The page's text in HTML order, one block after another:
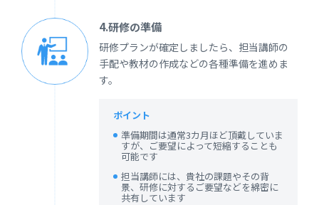
4.研修の準備
研修プランが確定しましたら、担当講師の
手配や教材の作成などの各種準備を進めま
す。
ポイント
準備期間は通常3カ月ほど頂戴していま
すが、ご要望によって短縮することも
可能です
担当講師には、貴社の課題やその背
景、研修に対するご要望などを綿密に
共有しています